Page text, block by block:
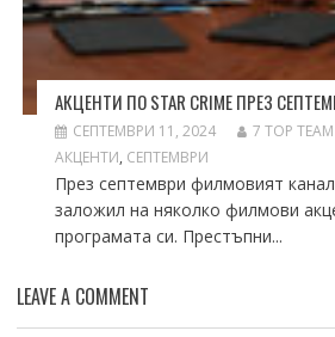
АКЦЕНТИ ПО STAR CRIME ПРЕЗ
СЕПТЕМВРИ 11, 2024 7 TOP TEAM
АКЦЕНТИ, СЕПТЕМВРИ
През септември филмовият
заложил на няколко филмови
програмата си. Престъпни...
LEAVE A COMMENT